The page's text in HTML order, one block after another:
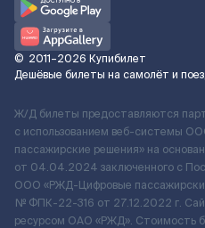
© 2011–2026 Купибилет
Дешёвые билеты на самолёт и
Ж/Д билеты предоставляются
с использованием веб-системы
пассажирские решения» на
от 04.04.2024 заключенного с
ООО «РЖД-Цифровые
№ ФПК-22-316 от 27.12.2022 г.
ресурсом ОАО «РЖД». Стоимость